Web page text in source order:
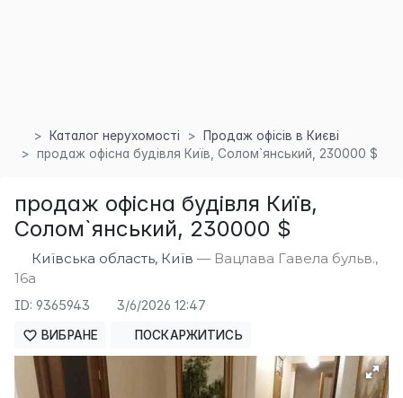
Каталог нерухомості
Продаж офісів в Києві
продаж офісна будівля Київ, Солом`янський, 230000 $
продаж офісна будівля Київ,
Солом`янський, 230000 $
Київська область, Київ — Вацлава Гавела бульв.,
16а
ID: 9365943 3/6/2026 12:47
ВИБРАНЕ ПОСКАРЖИТИСЬ